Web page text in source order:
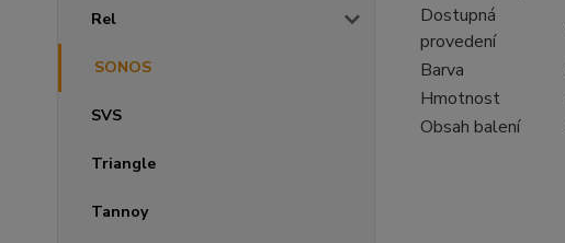
Rel
SONOS
SVS
Triangle
Tannoy
Dostupná
provedení
Barva
Hmotnost
Obsah balení